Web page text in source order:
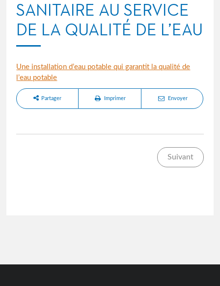
SANITAIRE AU SERVICE
DE LA QUALITÉ DE L’EAU
Une installation d’eau potable qui garantit la qualité de
l’eau potable
Partager Imprimer Envoyer
Suivant